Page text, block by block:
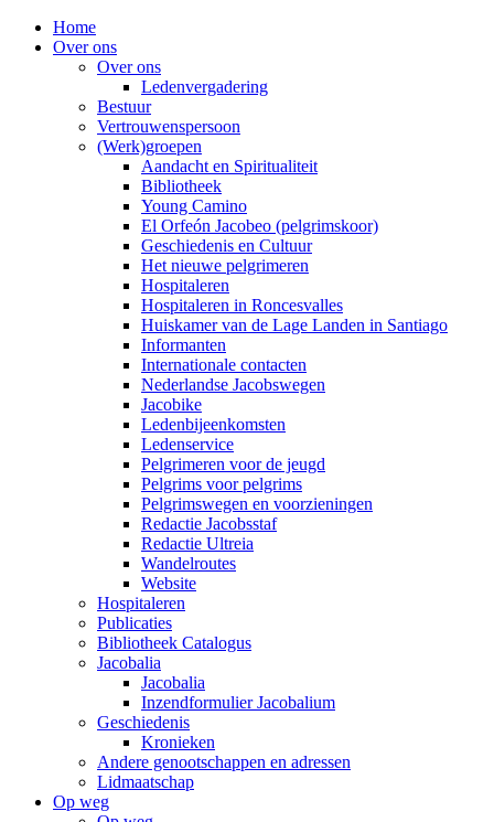
Home
Over ons
Over ons
Ledenvergadering
Bestuur
Vertrouwenspersoon
(Werk)groepen
Aandacht en Spiritualiteit
Bibliotheek
Young Camino
El Orfeón Jacobeo (pelgrimskoor)
Geschiedenis en Cultuur
Het nieuwe pelgrimeren
Hospitaleren
Hospitaleren in Roncesvalles
Huiskamer van de Lage Landen in Santiago
Informanten
Internationale contacten
Nederlandse Jacobswegen
Jacobike
Ledenbijeenkomsten
Ledenservice
Pelgrimeren voor de jeugd
Pelgrims voor pelgrims
Pelgrimswegen en voorzieningen
Redactie Jacobsstaf
Redactie Ultreia
Wandelroutes
Website
Hospitaleren
Publicaties
Bibliotheek Catalogus
Jacobalia
Jacobalia
Inzendformulier Jacobalium
Geschiedenis
Kronieken
Andere genootschappen en adressen
Lidmaatschap
Op weg